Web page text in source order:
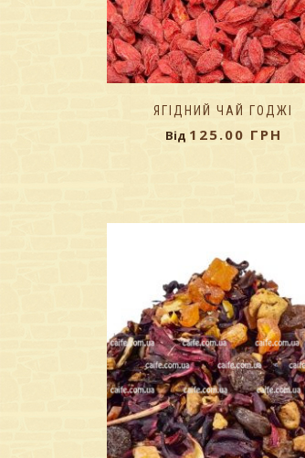
ЯГІДНИЙ ЧАЙ ГОДЖІ
Від 125.00 ГРН